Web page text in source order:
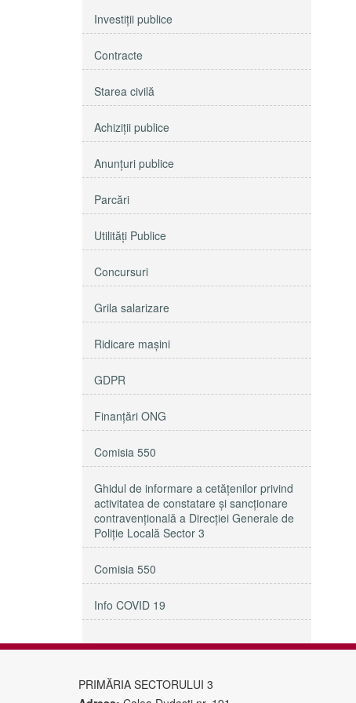
Investiţii publice
Contracte
Starea civilă
Achiziţii publice
Anunţuri publice
Parcări
Utilităţi Publice
Concursuri
Grila salarizare
Ridicare maşini
GDPR
Finanțări ONG
Comisia 550
Ghidul de informare a cetățenilor privind
activitatea de constatare și sancționare
contravențională a Direcției Generale de
Poliție Locală Sector 3
Comisia 550
Info COVID 19
PRIMĂRIA SECTORULUI 3